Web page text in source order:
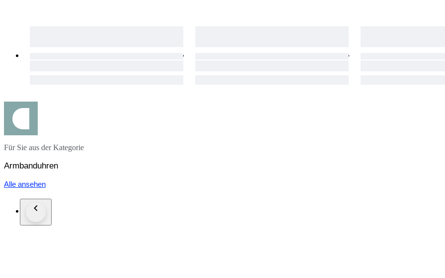
Für Sie aus der Kategorie
Armbanduhren
Alle ansehen